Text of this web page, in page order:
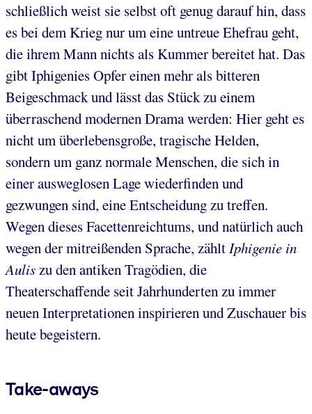
schließlich weist sie selbst oft genug darauf hin, dass
es bei dem Krieg nur um eine untreue Ehefrau geht,
die ihrem Mann nichts als Kummer bereitet hat. Das
gibt Iphigenies Opfer einen mehr als bitteren
Beigeschmack und lässt das Stückzu einem
überraschend modernen Drama werden: Hier geht es
nicht um überlebensgroße, tragische Helden,
sondern um ganz normale Menschen, die sich in
einer ausweglosen Lage wiederfinden und
gezwungen sind, eine Entscheidung zu treffen.
Wegen dieses Facettenreichtums, und natürlich auch
wegen der mitreißenden Sprache, zähltIphigenie in
Auliszu den antiken Tragödien, die
Theaterschaffende seit Jahrhunderten zu immer
neuen Interpretationen inspirieren und Zuschauer bis
heute begeistern.
Take-aways